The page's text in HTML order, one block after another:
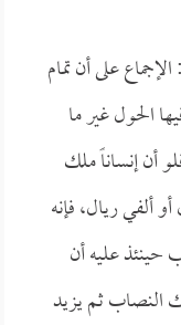
: الإجماع على أن تمام
الحول غير ما
أن إنساناً ملك
ألفي ريال، فإنه
حينئذ عليه أن
النصاب ثم يزيد